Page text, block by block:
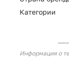
Категории
Информация о